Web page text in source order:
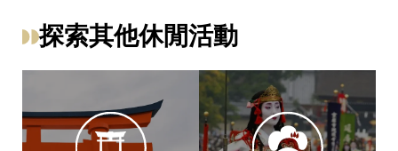
探索其他休閒活動